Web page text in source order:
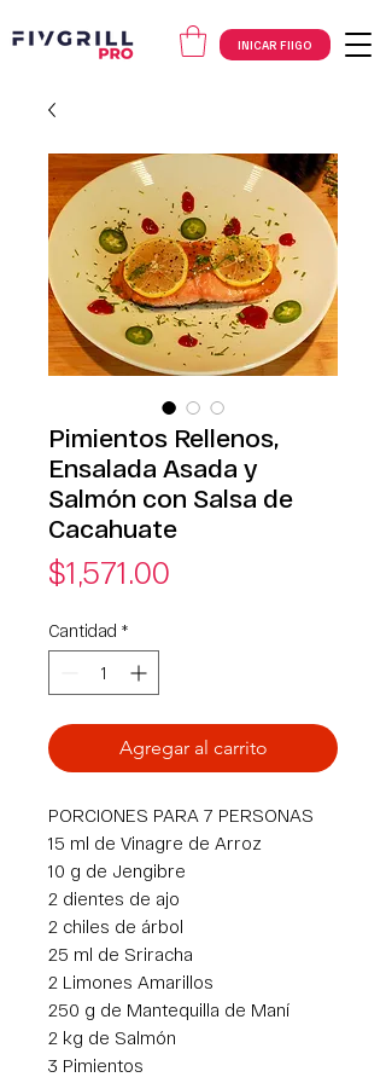
INICAR FIIGO
Pimientos Rellenos,
Ensalada Asada y
Salmón con Salsa de
Cacahuate
$1,571.00
Cantidad *
Agregar al carrito
PORCIONES PARA 7 PERSONAS
15 ml de Vinagre de Arroz
10 g de Jengibre
2 dientes de ajo
2 chiles de árbol
25 ml de Sriracha
2 Limones Amarillos
250 g de Mantequilla de Maní
2 kg de Salmón
3 Pimientos